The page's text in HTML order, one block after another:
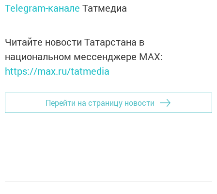
Telegram-канале Татмедиа
Читайте новости Татарстана в
национальном мессенджере MАХ:
https://max.ru/tatmedia
Перейти на страницу новости